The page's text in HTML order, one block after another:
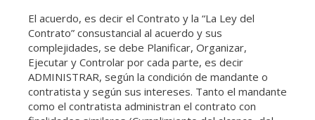
El acuerdo, es decir el Contrato y la “La Ley del
Contrato” consustancial al acuerdo y sus
complejidades, se debe Planificar, Organizar,
Ejecutar y Controlar por cada parte, es decir
ADMINISTRAR, según la condición de mandante o
contratista y según sus intereses. Tanto el mandante
como el contratista administran el contrato con